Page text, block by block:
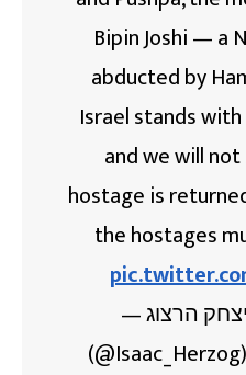
Bipin Joshi — a
abducted by
Israel stands
and we will
hostage is
the hostages
— יצחק הרצוג Isaac Herzog
(@Isaac_Herzog)